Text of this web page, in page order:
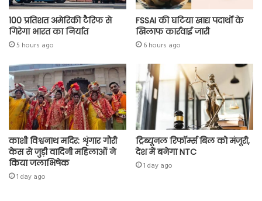
100 प्रतिशत अमेरिकी टैरिफ से
गिरेगा भारत का निर्यात
5 hours ago
FSSAI की घटिया खाद्य पदार्थों के
खिलाफ कार्रवाई जारी
6 hours ago
काशी विश्वनाथ मदिर: शृंगार गौरी
केस से जुड़ी वादिनी महिलाओं ने
किया जलाभिषेक
1 day ago
ट्रिब्यूनल रिफॉर्म्स बिल को मंजूरी,
देश में बनेगा NTC
1 day ago